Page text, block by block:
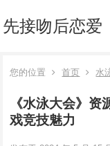
先接吻后恋爱
您的位置 首页 水
《水泳大会》
戏竞技魅力